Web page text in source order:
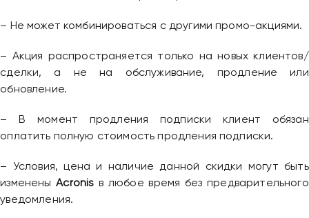
– Не может комбинироваться с другими промо-акциями.
– Акция распространяется только на новых клиентов/
сделки, а не на обслуживание, продление или
обновление.
– В момент продления подписки клиент обязан
оплатить полную стоимость продления подписки.
– Условия, цена и наличие данной скидки могут быть
измененыAcronis в любое время без предварительного
уведомления.